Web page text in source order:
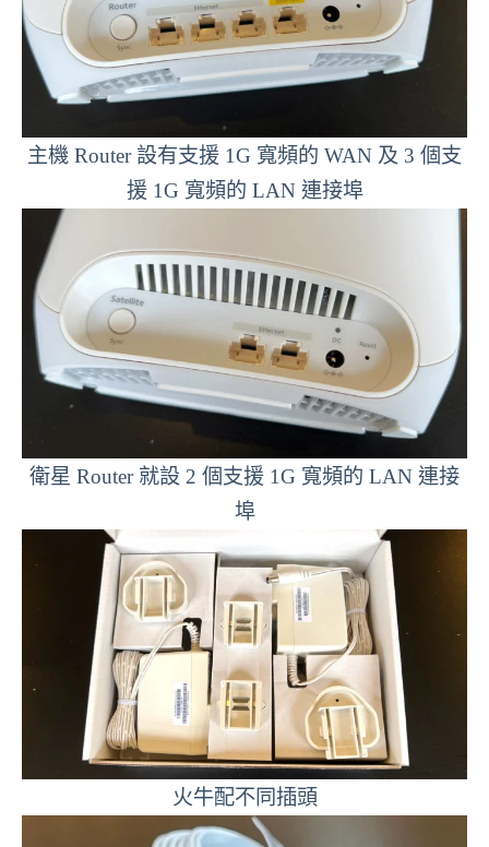
主機 Router 設有支援 1G 寬頻的 WAN 及 3 個支
援 1G 寬頻的 LAN 連接埠
衛星 Router 就設 2 個支援 1G 寬頻的 LAN 連接
埠
火牛配不同插頭